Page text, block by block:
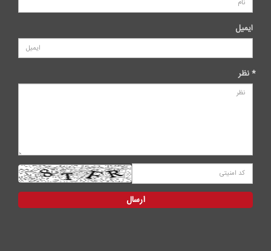
ایمیل
* نظر